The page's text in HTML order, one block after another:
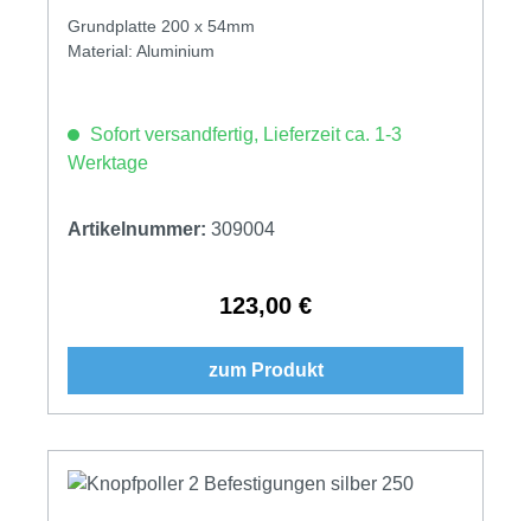
Grundplatte 200 x 54mm
Material: Aluminium
Sofort versandfertig, Lieferzeit ca. 1-3
Werktage
Artikelnummer: 309004
Regulärer Preis:
123,00 €
zum Produkt